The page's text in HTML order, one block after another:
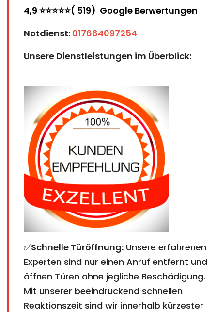
4,9 ⭐⭐⭐⭐⭐( 519) Google Berwertungen
Notdienst: 017664097254
Unsere Dienstleistungen im Überblick:
✅Schnelle Türöffnung: Unsere erfahrenen
Experten sind nur einen Anruf entfernt und
öffnen Türen ohne jegliche Beschädigung.
Mit unserer beeindruckend schnellen
Reaktionszeit sind wir innerhalb kürzester